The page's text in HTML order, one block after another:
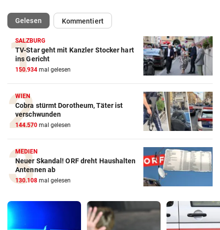
Gelesen(ausgewählt)Kommentiert
SALZBURG
TV-Star geht mit Kanzler Stocker hart
ins Gericht
150.934 mal gelesen
WIEN
Cobra stürmt Dorotheum, Täter ist
verschwunden
144.570 mal gelesen
MEDIEN
Neuer Skandal! ORF dreht Haushalten
Antennen ab
130.108 mal gelesen